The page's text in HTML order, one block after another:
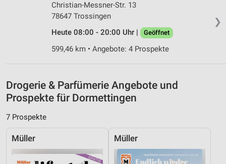
❯
Christian-Messner-Str. 13
78647 Trossingen
Heute 08:00 - 20:00 Uhr |
Geöffnet
599,46 km • Angebote: 4 Prospekte
Drogerie & Parfümerie Angebote und
Prospekte für Dormettingen
7 Prospekte
Müller Müller
Erstellung von Profilen für personalisierte
personalisierter Werbung
Verwendung von Profilen zur Auswahl
personalisierter Inhalte
Messung der Performance von Inhalten